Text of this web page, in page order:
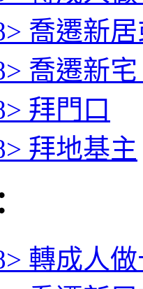
> 喬遷新
> 喬遷新
> 拜門口
> 拜地基主
> 轉成人